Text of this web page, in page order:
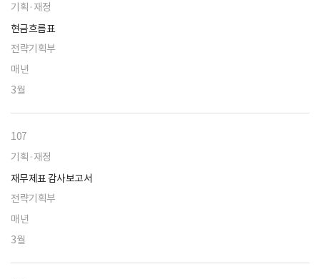
기획·재정
현금흐름표
전략기획부
매년
3월
107
기획·재정
재무제표 감사보고서
전략기획부
매년
3월